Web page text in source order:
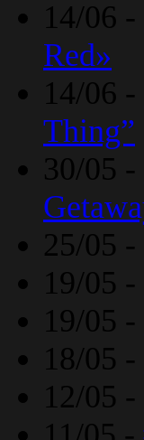
14/06 -
Red»
14/06 -
Thing”
30/05 -
25/05 -
19/05 -
19/05 -
18/05 -
12/05 -